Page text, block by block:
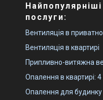
Найпопулярніші
послуги:
Вентиляція в
Вентиляція в квартирі
Припливно-витяжна
Опалення в квартирі:
Опалення для будинку